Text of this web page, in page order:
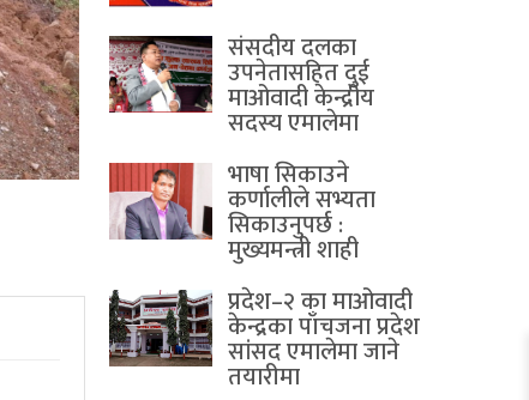
संसदीय दलका
उपनेतासहित दुई
माओवादी केन्द्रीय
सदस्य एमालेमा
भाषा सिकाउने
कर्णालीले सभ्यता
सिकाउनुपर्छ :
मुख्यमन्त्री शाही
प्रदेश–२ का माओवादी
केन्द्रका पाँचजना प्रदेश
सांसद एमालेमा जाने
तयारीमा